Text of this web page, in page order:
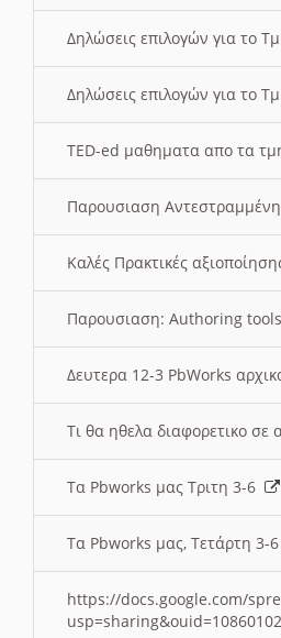
Δηλώσεις επιλογών για το
Δηλώσεις επιλογών για το
TED-ed μαθηματα απο τα
Παρουσιαση
Καλές Πρακτικές
Παρουσιαση: Authoring tools
Δευτερα 12-3 PbWorks
Τι θα ηθελα διαφορετικο
Τα Pbworks μας Τριτη 3-6
Τα Pbworks μας, Τετάρτη 3-6
https://docs.google.com/